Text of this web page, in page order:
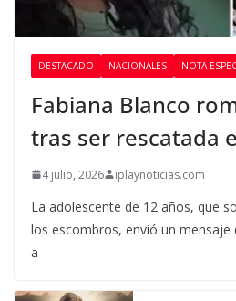
DESTACADO NACIONALES NOTA
Fabiana Blanco
tras ser rescatada
4 julio, 2026 iplaynoticias.com
La adolescente de 12 años, que
los escombros, envió un mensaje
a